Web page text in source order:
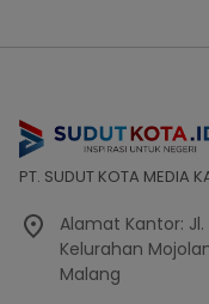
PT. SUDUT KOTA MEDIA
Alamat Kantor:
Kelurahan
Malang